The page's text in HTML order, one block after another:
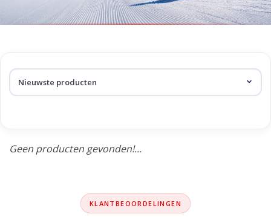
Koopgidsen
Producten getagd met
handschoen
Geen producten gevonden!...
KLANTBEOORDELINGEN